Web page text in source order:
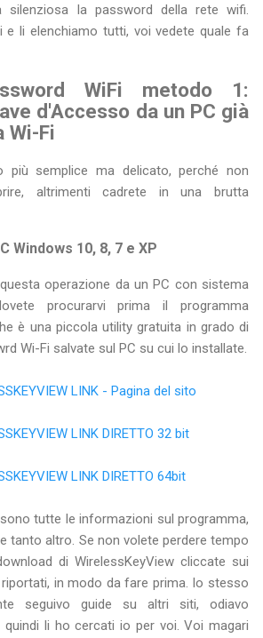
silenziosa la password della rete wifi.
e li elenchiamo tutti, voi vedete quale fa
WiFi metodo 1:
d'Accesso da un PC già
Wi-Fi
più semplice ma delicato, perché non
altrimenti cadrete in una brutta
Windows 10, 8, 7 e XP
operazione da un PC con sistema
procurarvi prima il programma
è una piccola utility gratuita in grado di
Wi-Fi salvate sul PC su cui lo installate.
LINK - Pagina del sito
LINK DIRETTO 32 bit
LINK DIRETTO 64bit
tutte le informazioni sul programma,
tanto altro. Se non volete perdere tempo
di WirelessKeyView cliccate sui
in modo da fare prima. Io stesso
seguivo guide su altri siti, odiavo
li ho cercati io per voi. Voi magari